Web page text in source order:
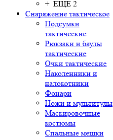
+ ЕЩЕ 2
Снаряжение тактическое
Подсумки
тактические
Рюкзаки и баулы
тактические
Очки тактические
Наколенники и
налокотники
Фонари
Ножи и мультитулы
Маскировочные
костюмы
Спальные мешки